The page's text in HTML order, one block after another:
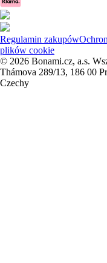
Regulamin zakupów
plików cookie
© 2026 Bonami.cz, a.s.
Thámova 289/13, 186 00
Czechy